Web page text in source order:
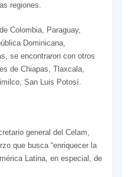
regiones.
Colombia, Paraguay,
Dominicana,
se encontraron con otros
de Chiapas, Tlaxcala,
San Luis Potosí.
general del Celam,
que busca “enriquecer la
Latina, en especial, de